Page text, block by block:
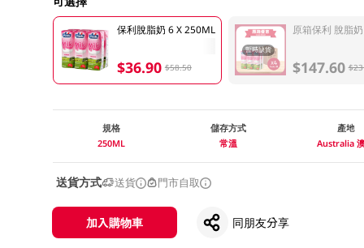
保利脫脂奶 6 X 250ML
$36.90 $58.50
暫時缺貨
原箱保利 脫脂
$147.60
規格
250ML
儲存方式
常溫
產地
Australia
送貨方式 送貨 門市自取
加入購物車 同朋友分享